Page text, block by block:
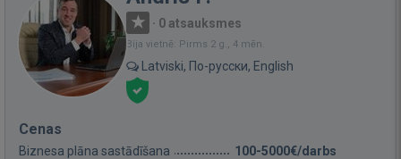
· 0 atsauksmes
Bija vietnē: Pirms 2 g., 4 mēn.
Latviski, По-русски, English
Cenas
Biznesa plāna sastādīšana 100-5000€/darbs